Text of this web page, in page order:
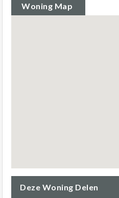
Woning Map
Deze Woning Delen